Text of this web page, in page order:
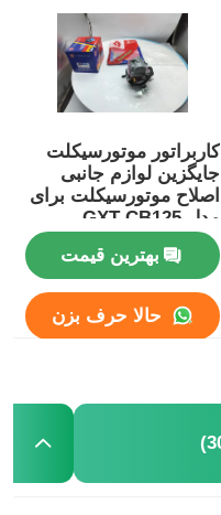
کاربراتور موتورسیکلت
جایگزین لوازم جانبی
اصلاح موتورسیکلت برای
مدل GXT CB125
بهترین قیمت
حالا حرف بزن